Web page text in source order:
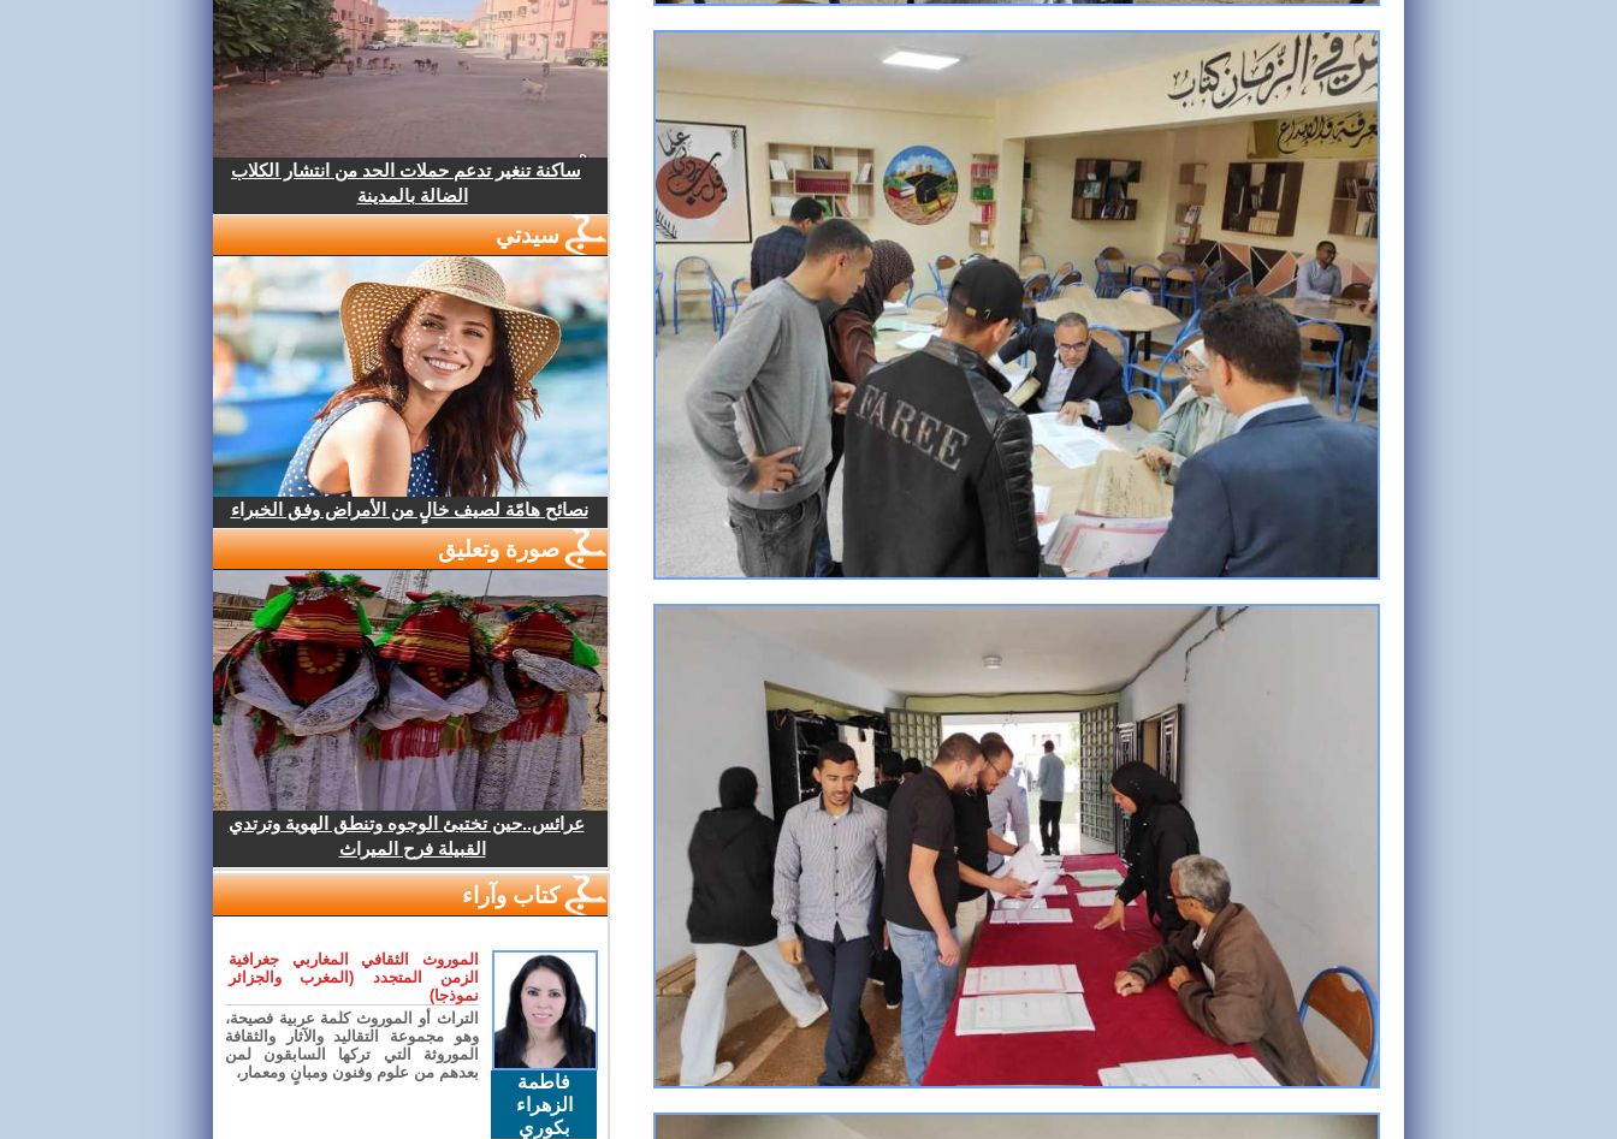
ساكنة تنغير تدعم حملات الحد من انتشار الكلاب
الضالة بالمدينة
سيدتي
نصائح هامّة لصيف خالٍ من الأمراض وفق الخبراء
صورة وتعليق
عرائس..حين تختبئ الوجوه وتنطق الهوية وترتدي
القبيلة فرح الميراث
كتاب وآراء
فاطمة
الزهراء
بكوري
الموروث الثقافي المغاربي جغرافية
الزمن المتجدد (المغرب والجزائر
نموذجا)
التراث أو الموروث كلمة عربية فصيحة،
وهو مجموعة التقاليد والآثار والثقافة
الموروثة التي تركها السابقون لمن
بعدهم من علوم وفنون ومبانٍ ومعمار،